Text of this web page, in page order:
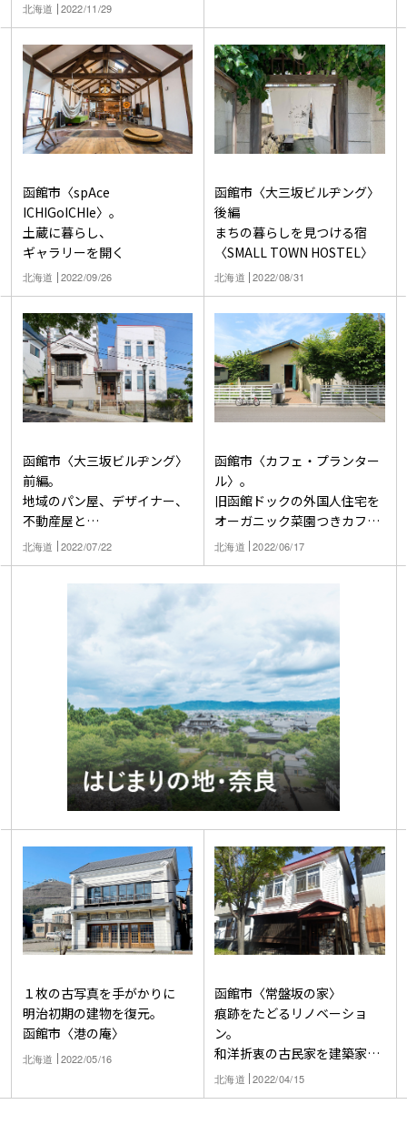
北海道 2022/11/29
函館市〈spAce
ICHIGoICHIe〉。
土蔵に暮らし、
ギャラリーを開く
北海道 2022/09/26
函館市〈大三坂ビルヂング〉
後編
まちの暮らしを見つける宿
〈SMALL TOWN HOSTEL〉
北海道 2022/08/31
函館市〈大三坂ビルヂング〉
前編。
地域のパン屋、デザイナー、
不動産屋と
結成した〈箱バル不動産〉の
北海道 2022/07/22
函館市〈カフェ・プランター
ル〉。
旧函館ドックの外国人住宅を
オーガニック菜園つきカフェ
へ
北海道 2022/06/17
１枚の古写真を手がかりに
明治初期の建物を復元。
函館市〈港の庵〉
北海道 2022/05/16
函館市〈常盤坂の家〉
痕跡をたどるリノベーショ
ン。
和洋折衷の古民家を建築家の
自宅へ
北海道 2022/04/15